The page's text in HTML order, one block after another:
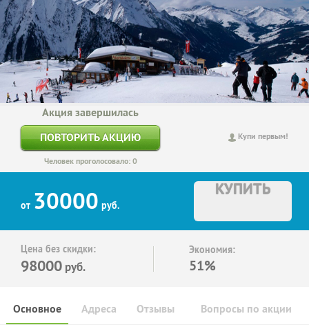
Купи первым!
Акция завершилась
ПОВТОРИТЬ АКЦИЮ
Человек проголосовало: 0
от 30000 руб.
КУПИТЬ
Цена без скидки:
98000 руб.
Экономия:
51%
Основное Отзывы Вопросы по акции
Адреса